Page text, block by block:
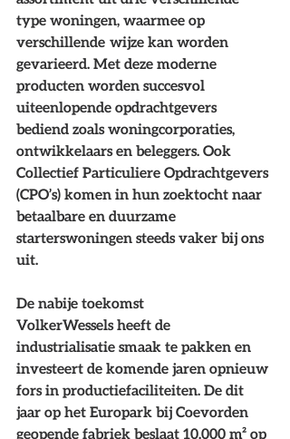
type woningen, waarmee op
verschillende  wijze kan worden
gevarieerd. Met deze moderne
producten worden succesvol
uiteenlopende opdrachtgevers
bediend zoals woningcorporaties,
ontwikkelaars en beleggers. Ook
Collectief Particuliere Opdrachtgevers
(CPO’s) komen in hun zoektocht naar
betaalbare en duurzame
starterswoningen steeds vaker bij ons
uit.
De nabije toekomst
VolkerWessels heeft de
industrialisatie smaak te pakken en
investeert de komende jaren opnieuw
fors in productiefaciliteiten. De dit
jaar op het Europark bij Coevorden
geopende fabriek beslaat 10.000 m² op